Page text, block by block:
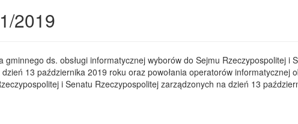
2019
gminnego ds. obsługi informatycznej wyborów do Sejmu Rzeczypospolitej i
13 października 2019 roku oraz powołania operatorów informatycznej
i Senatu Rzeczypospolitej zarządzonych na dzień 13